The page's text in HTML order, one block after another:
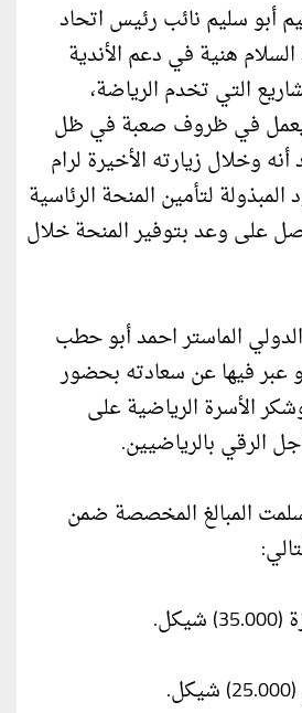
أبو سليم نائب رئيس اتحاد
هنية في دعم الأندية
التي تخدم الرياضة،
يعمل في ظروف صعبة في ظل
أنه وخلال زيارته الأخيرة لرام
لتأمين المنحة الرئاسية
على وعد بتوفير المنحة خلال
الماستر احمد أبو حطب
عبر فيها عن سعادته بحضور
الأسرة الرياضية على
الرقي بالرياضيين.
ناديا تسلمت المبالغ المخصصة ضمن